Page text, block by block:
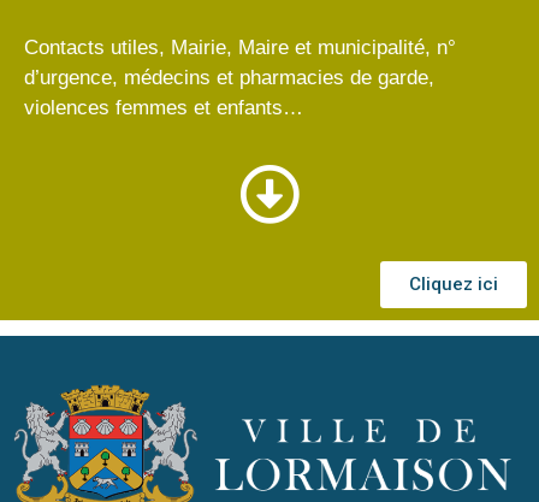
Contacts utiles, Mairie, Maire et municipalité, n°
d’urgence, médecins et pharmacies de garde,
violences femmes et enfants…
Cliquez ici